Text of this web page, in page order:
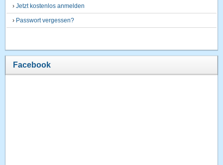
›Jetzt kostenlos anmelden
› Passwort vergessen?
Facebook